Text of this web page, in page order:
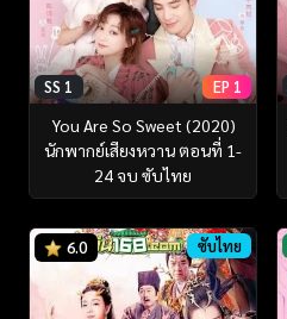
SS 1 EP 1
You Are So Sweet (2020)
นักพากย์เสียงหวาน ตอนที่ 1-
24 จบ ซับไทย
6.0 ซับไทย